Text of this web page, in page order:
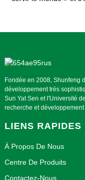
Fondée en 2008, Shunfeng
développement très
Sun Yat Sen et l'Université
recherche et
LIENS RAPIDES
À Propos De Nous
Centre De Produits
Contactez-Nous